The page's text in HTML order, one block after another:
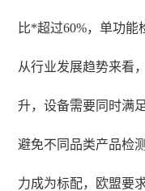
比*超过60%，单功能
从行业发展趋势来看
升，设备需要同时满
避免不同品类产品检
力成为标配，欧盟要